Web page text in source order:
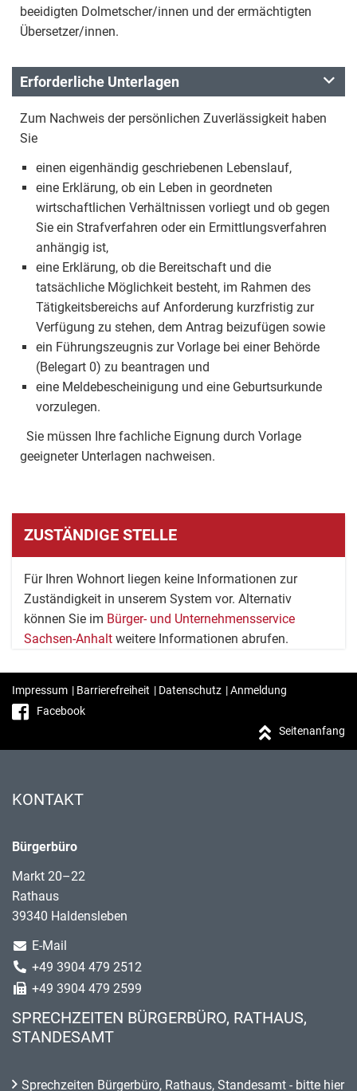
beeidigten Dolmetscher/innen und der ermächtigten
Übersetzer/innen.
Erforderliche Unterlagen
Zum Nachweis der persönlichen Zuverlässigkeit haben
Sie
einen eigenhändig geschriebenen Lebenslauf,
eine Erklärung, ob ein Leben in geordneten
wirtschaftlichen Verhältnissen vorliegt und ob gegen
Sie ein Strafverfahren oder ein Ermittlungsverfahren
anhängig ist,
eine Erklärung, ob die Bereitschaft und die
tatsächliche Möglichkeit besteht, im Rahmen des
Tätigkeitsbereichs auf Anforderung kurzfristig zur
Verfügung zu stehen, dem Antrag beizufügen sowie
ein Führungszeugnis zur Vorlage bei einer Behörde
(Belegart 0) zu beantragen und
eine Meldebescheinigung und eine Geburtsurkunde
vorzulegen.
Sie müssen Ihre fachliche Eignung durch Vorlage
geeigneter Unterlagen nachweisen.
ZUSTÄNDIGE STELLE
Für Ihren Wohnort liegen keine Informationen zur
Zuständigkeit in unserem System vor. Alternativ
können Sie im Bürger- und Unternehmensservice
Sachsen-Anhalt weitere Informationen abrufen.
Impressum | Barrierefreiheit | Datenschutz |Anmeldung
Facebook
Seitenanfang
KONTAKT
Bürgerbüro
Markt 20–22
Rathaus
39340 Haldensleben
E-Mail
+49 3904 479 2512
+49 3904 479 2599
SPRECHZEITEN BÜRGERBÜRO, RATHAUS,
STANDESAMT
Sprechzeiten Bürgerbüro, Rathaus, Standesamt - bitte hier